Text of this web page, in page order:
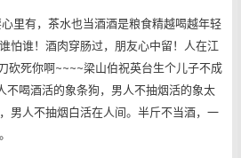
里有，茶水也当酒酒是粮食精越喝越年轻
怕谁！酒肉穿肠过，朋友心中留！人在江
砍死你啊~~~~梁山伯祝英台生个儿子不成
不喝酒活的象条狗，男人不抽烟活的象太
男人不抽烟白活在人间。半斤不当酒，一
。